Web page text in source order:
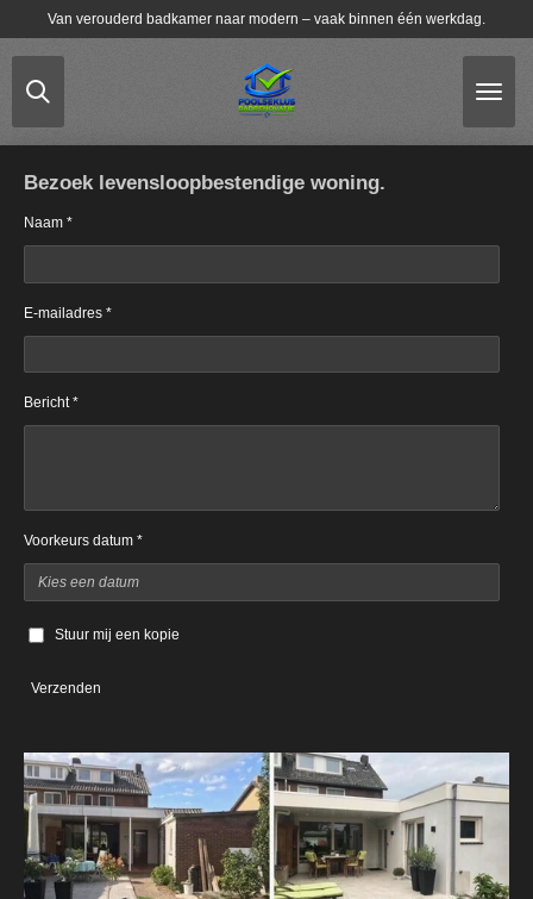
de
Van verouderd badkamer naar modern – vaak binnen één werkdag.
Bezoek levensloopbestendige woning.
Naam *
E-mailadres *
Bericht *
Voorkeurs datum *
Stuur mij een kopie
Verzenden